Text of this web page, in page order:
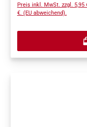
Preis inkl. MwSt. zzgl.
€. (EU abweichend).